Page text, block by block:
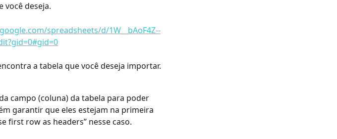
você deseja.
spreadsheets/d/1W__bAoF4Z--
a tabela que você deseja importar.
campo (coluna) da tabela para poder
garantir que eles estejam na primeira
first row as headers” nesse caso.